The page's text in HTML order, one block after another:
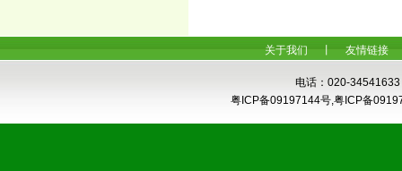
关于我们 友情链接
电话：020-
粤ICP备09197144号,粤ICP备